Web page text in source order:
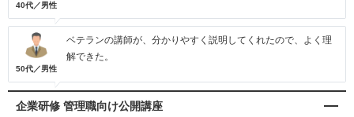
40代／男性
50代／男性
ベテランの講師が、分かりやすく説明してくれたので、よく理
解できた。
企業研修 管理職向け公開講座